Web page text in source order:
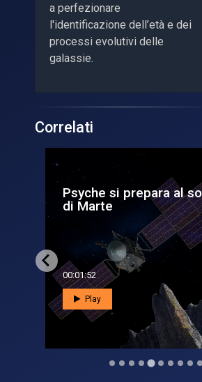
a perfezionare
l'identificazione dell’età e dei
processi evolutivi delle
galassie.
Correlati
Psyche si prepara al
di Marte
00:01:52
Play